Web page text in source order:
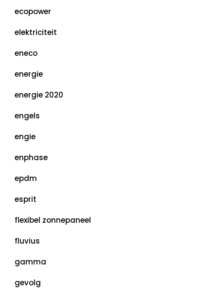
ecopower
elektriciteit
eneco
energie
energie 2020
engels
engie
enphase
epdm
esprit
flexibel zonnepaneel
fluvius
gamma
gevolg